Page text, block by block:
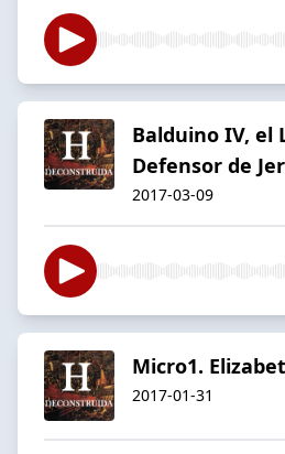
Balduino IV, el
Defensor de
2017-03-09
Micro1.
2017-01-31